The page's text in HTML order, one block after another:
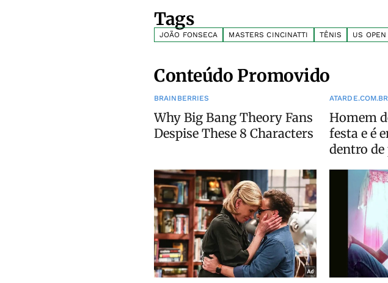
Tags
JOÃO FONSECA MASTERS CINCINATTI TÊNIS US OPEN